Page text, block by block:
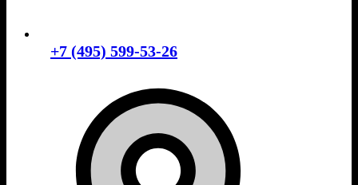
+7 (495) 599-53-26